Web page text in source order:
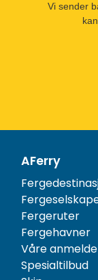
Vi sender
AFerry
Fergeruter
Fergehavner
Våre
Spesialtilbud